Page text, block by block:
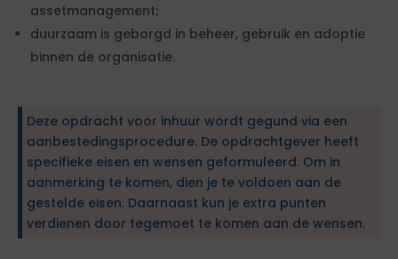
assetmanagement;
duurzaam is geborgd in beheer, gebruik en adoptie
binnen de organisatie.
Deze opdracht voor inhuur wordt gegund via een
aanbestedingsprocedure. De opdrachtgever heeft
specifieke eisen en wensen geformuleerd. Om in
aanmerking te komen, dien je te voldoen aan de
gestelde eisen. Daarnaast kun je extra punten
verdienen door tegemoet te komen aan de wensen.